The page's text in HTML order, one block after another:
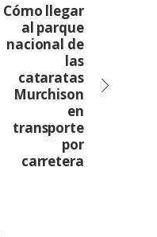
Cómo llegar
al parque
nacional de
las
cataratas
Murchison
en
transporte
por
carretera